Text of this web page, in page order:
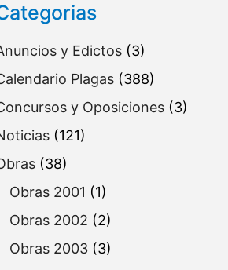
y Edictos (3)
Plagas (388)
y Oposiciones (3)
(121)
(38)
Obras 2001 (1)
Obras 2002 (2)
Obras 2003 (3)